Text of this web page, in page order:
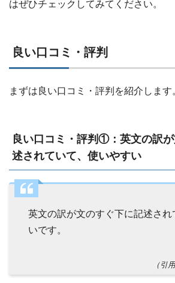
はぜひチェックしてみてください。
良い口コミ・評判
まずは良い口コミ・評判を紹介します。
良い口コミ・評判①：英文の訳
述されていて、使いやすい
英文の訳が文のすぐ下に記述さ
いです。
（引